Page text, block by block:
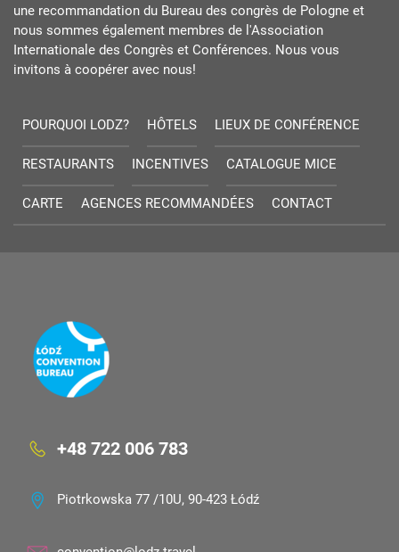
une recommandation du Bureau des congrès de Pologne et
nous sommes également membres de l'Association
Internationale des Congrès et Conférences. Nous vous
invitons à coopérer avec nous!
POURQUOI LODZ? HÔTELS LIEUX DE CONFÉRENCE
RESTAURANTS INCENTIVES CATALOGUE MICE
CARTE AGENCES RECOMMANDÉES CONTACT
+48 722 006 783
Piotrkowska 77 /10U, 90-423 Łódź